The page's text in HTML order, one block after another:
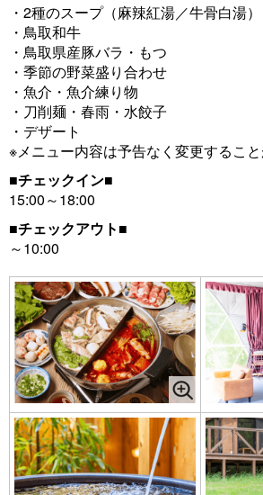
・2種のスープ（麻辣紅湯／牛骨白湯）
・鳥取和牛
・鳥取県産豚バラ・もつ
・季節の野菜盛り合わせ
・魚介・魚介練り物
・刀削麺・春雨・水餃子
・デザート
※メニュー内容は予告なく変更すること
■チェックイン■
15:00～18:00
■チェックアウト■
～10:00